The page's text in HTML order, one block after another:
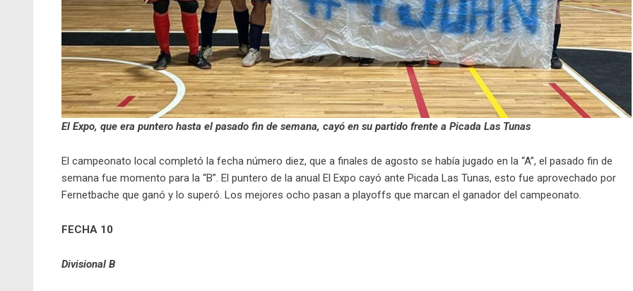
El Expo, que era puntero hasta el pasado fin de semana, cayó en su partido frente a Picada Las Tunas
El campeonato local completó la fecha número diez, que a finales de agosto se había jugado en la “A”, el pasado fin de
semana fue momento para la “B”. El puntero de la anual El Expo cayó ante Picada Las Tunas, esto fue aprovechado por
Fernetbache que ganó y lo superó. Los mejores ocho pasan a playoffs que marcan el ganador del campeonato.
FECHA 10
Divisional B